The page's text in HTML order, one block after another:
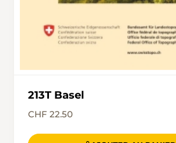
Britannic.
213T Basel
CHF 22.50